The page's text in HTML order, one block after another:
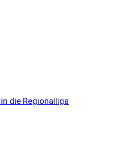
die Regionalliga